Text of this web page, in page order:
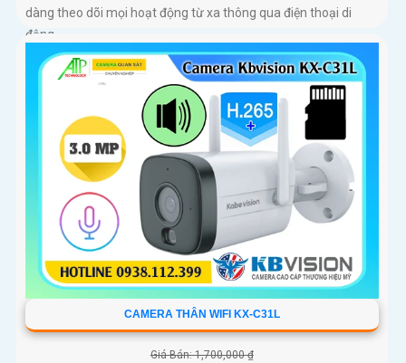
dàng theo dõi mọi hoạt động từ xa thông qua điện thoại di
động
CAMERA THÂN WIFI KX-C31L
Giá Bán: 1,700,000 ₫